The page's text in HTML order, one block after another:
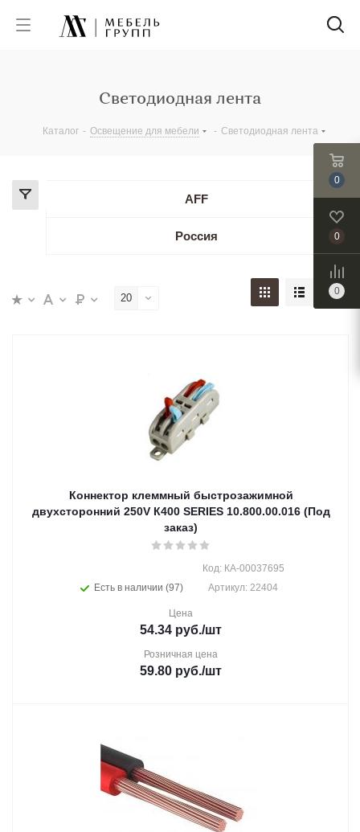
Светодиодная лента
Каталог - Освещение для мебели - Светодиодная лента
AFF
Россия
20
Коннектор клеммный быстрозажимной
двухсторонний 250V К400 SERIES 10.800.00.016 (Под
заказ)
Есть в наличии (97)
Код: КА-00037695
Артикул: 22404
Цена
54.34 руб./шт
Розничная цена
59.80 руб./шт
0
0
0